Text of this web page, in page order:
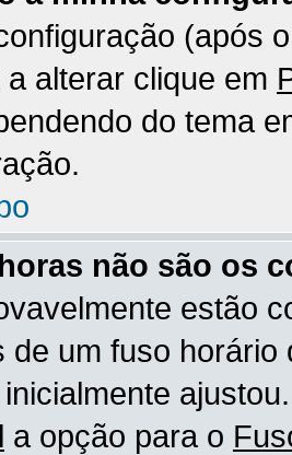
(após
alterar clique em
do tema
não são os
estão
de um fuso
a opção para o